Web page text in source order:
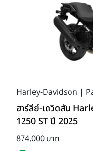
Harley-Davidson |
ฮาร์ลีย์-เดวิดสัน
1250 ST ปี 2025
874,000 บาท